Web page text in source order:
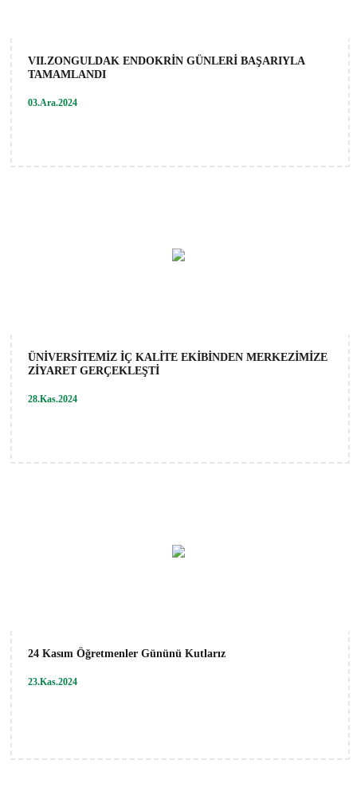
VII.ZONGULDAK ENDOKRİN GÜNLERİ BAŞARIYLA
TAMAMLANDI
03.Ara.2024
ÜNİVERSİTEMİZ İÇ KALİTE EKİBİNDEN MERKEZİMİZE
ZİYARET GERÇEKLEŞTİ
28.Kas.2024
24 Kasım Öğretmenler Gününü Kutlarız
23.Kas.2024